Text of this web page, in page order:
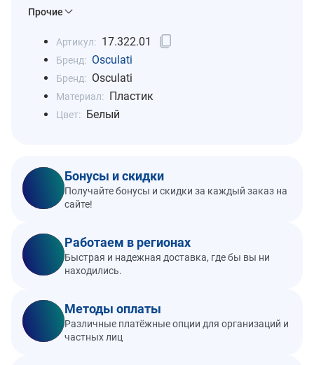
Прочие
Артикул: 17.322.01
Бренд: Osculati
Бренд: Osculati
Материал: Пластик
Цвет: Белый
Бонусы и скидки
Получайте бонусы и скидки за каждый заказ на
сайте!
Работаем в регионах
Быстрая и надежная доставка, где бы вы ни
находились.
Методы оплаты
Различные платёжные опции для организаций и
частных лиц